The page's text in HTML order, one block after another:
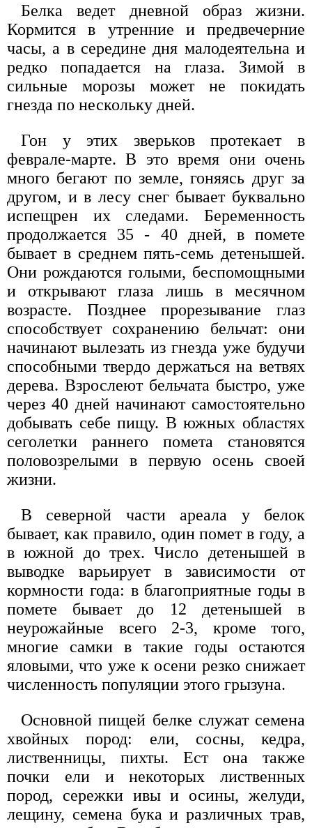
Белка ведет дневной образ жизни.
Кормится в утренние и предвечерние
часы, а в середине дня малодеятельна и
редко попадается на глаза. Зимой в
сильные морозы может не покидать
гнезда по нескольку дней.
Гон у этих зверьков протекает в
феврале-марте. В это время они очень
много бегают по земле, гоняясь друг за
другом, и в лесу снег бывает буквально
испещрен их следами. Беременность
продолжается 35 - 40 дней, в помете
бывает в среднем пять-семь детенышей.
Они рождаются голыми, беспомощными
и открывают глаза лишь в месячном
возрасте. Позднее прорезывание глаз
способствует сохранению бельчат: они
начинают вылезать из гнезда уже будучи
способными твердо держаться на ветвях
дерева. Взрослеют бельчата быстро, уже
через 40 дней начинают самостоятельно
добывать себе пищу. В южных областях
сеголетки раннего помета становятся
половозрелыми в первую осень своей
жизни.
В северной части ареала у белок
бывает, как правило, один помет в году, а
в южной до трех. Число детенышей в
выводке варьирует в зависимости от
кормности года: в благоприятные годы в
помете бывает до 12 детенышей в
неурожайные всего 2-3, кроме того,
многие самки в такие годы остаются
яловыми, что уже к осени резко снижает
численность популяции этого грызуна.
Основной пищей белке служат семена
хвойных пород: ели, сосны, кедра,
лиственницы, пихты. Ест она также
почки ели и некоторых лиственных
пород, сережки ивы и осины, желуди,
лещину, семена бука и различных трав,